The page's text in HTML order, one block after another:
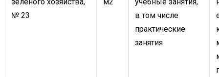
№ 23
в том числе
практические
занятия